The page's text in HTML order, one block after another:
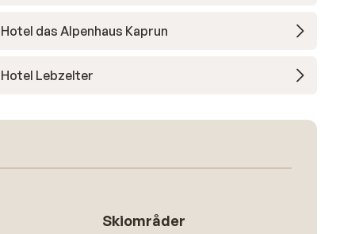
Hotel das Alpenhaus Kaprun
Hotel Lebzelter
Skiområder